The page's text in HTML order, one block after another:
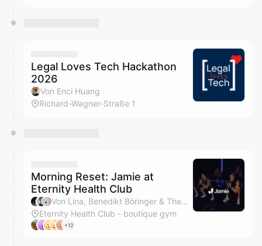
Legal Loves Tech Hackathon
2026
Von Enci Huang
Richard-Wagner-Straße 1
Morning Reset: Jamie at
Eternity Health Club
Von Lina, Benedikt Böringer & Theodor
Eternity Health Club - boutique gym
+12